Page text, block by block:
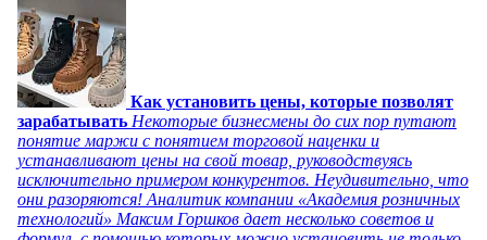
Как установить цены, которые позволят
зарабатывать Некоторые бизнесмены до сих пор путают
понятие маржи с понятием торговой наценки и
устанавливают цены на свой товар, руководствуясь
исключительно примером конкурентов. Неудивительно, что
они разоряются! Аналитик компании «Академия розничных
технологий» Максим Горшков дает несколько советов и